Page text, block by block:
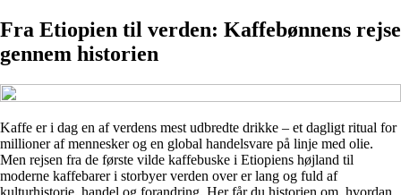
Fra Etiopien til verden: Kaffebønnens rejse
gennem historien
Kaffe er i dag en af verdens mest udbredte drikke – et dagligt ritual for
millioner af mennesker og en global handelsvare på linje med olie.
Men rejsen fra de første vilde kaffebuske i Etiopiens højland til
moderne kaffebarer i storbyer verden over er lang og fuld af
kulturhistorie, handel og forandring. Her får du historien om, hvordan